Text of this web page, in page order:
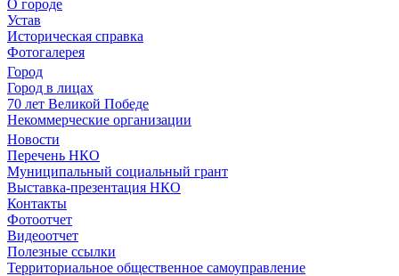
О городе
Устав
Историческая справка
Фотогалерея
Город
Город в лицах
70 лет Великой Победе
Некоммерческие организации
Новости
Перечень НКО
Муниципальный социальный грант
Выставка-презентация НКО
Контакты
Фотоотчет
Видеоотчет
Полезные ссылки
Территориальное общественное самоуправление